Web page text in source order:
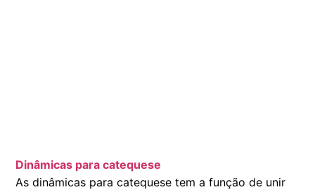
Dinâmicas para catequese
As dinâmicas para catequese tem a função de unir